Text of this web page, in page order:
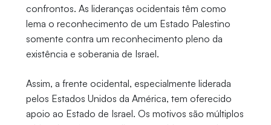
confrontos. As lideranças ocidentais têm como
lema o reconhecimento de um Estado Palestino
somente contra um reconhecimento pleno da
existência e soberania de Israel.
Assim, a frente ocidental, especialmente liderada
pelos Estados Unidos da América, tem oferecido
apoio ao Estado de Israel. Os motivos são múltiplos